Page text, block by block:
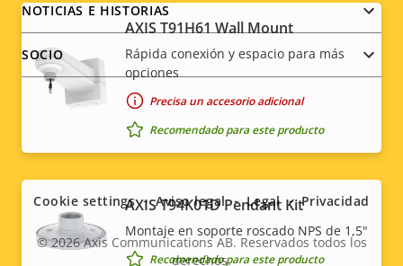
AXIS T91H61 Wall Mount
Rápida conexión y espacio para más
opciones
Precisa un accesorio adicional
Recomendado para este producto
AXIS T94K01D Pendant Kit
Montaje en soporte roscado NPS de 1,5"
Recomendado para este producto
NOTICIAS E HISTORIAS
SOCIO
Social
menu
© 2026Axis Communications AB. Reservados todos los
derechos.
Cookie settings Aviso legal Legal Privacidad